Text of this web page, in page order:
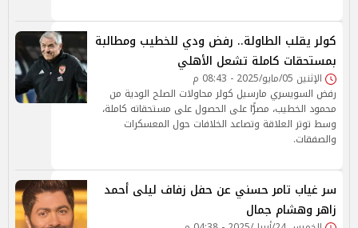
كولر يقلب الطاولة.. رفض ودي للخطيب ومطالبة
بمستحقات كاملة تشعل الأهلي
الإثنين 05/مايو/2025 - 08:43 م
رفض السويسري مارسيل كولر محاولات الصلح الودية من
محمود الخطيب، مصرًّا على الحصول على مستحقاته كاملة،
وسط توتر العلاقة وتصاعد الخلافات حول المعسكرات
والصفقات.
سر غياب تامر حسني عن حفل زفاف ليلى أحمد
زاهر وهشام جمال